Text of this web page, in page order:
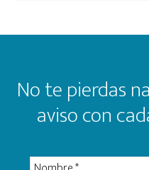
Footer
No te pierdas
aviso con